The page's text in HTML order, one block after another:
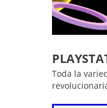
Toda la